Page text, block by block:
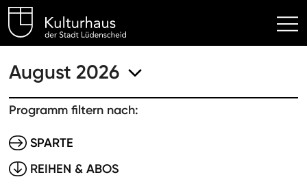
Kulturhaus Lüdenscheid
August 2026
Programm filtern nach:
SPARTE
REIHEN & ABOS